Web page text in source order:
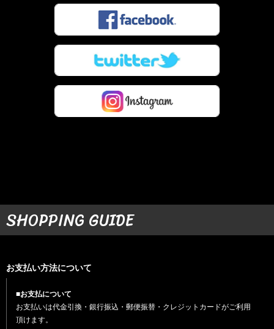
SHOPPING GUIDE
お支払い方法について
■お支払について
お支払いは代金引換・銀行振込・郵便振替・クレジットカードがご利用
頂けます。